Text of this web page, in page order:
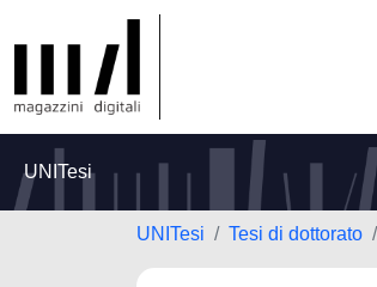
UNITesi
UNITesi Tesi di dottorato